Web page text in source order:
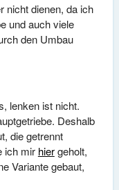
nicht dienen, da ich
und auch viele
den Umbau
lenken ist nicht.
Deshalb
die getrennt
ich mir hiergeholt,
Variante gebaut,